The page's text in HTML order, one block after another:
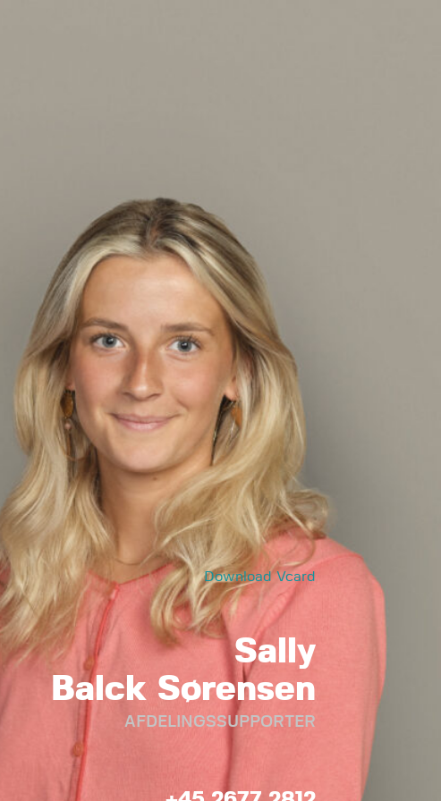
Download Vcard
Sally
Balck Sørensen
AFDELINGSSUPPORTER